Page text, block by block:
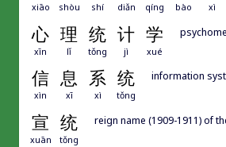
xiāo shòu shí diǎn qíng bào xì
心 理 统 计 学
xīn lǐ tǒng jì xué
信 息 系 统
xìn xī xì tǒng
information
宣 统
xuān tǒng
reign name (1909-1911) of